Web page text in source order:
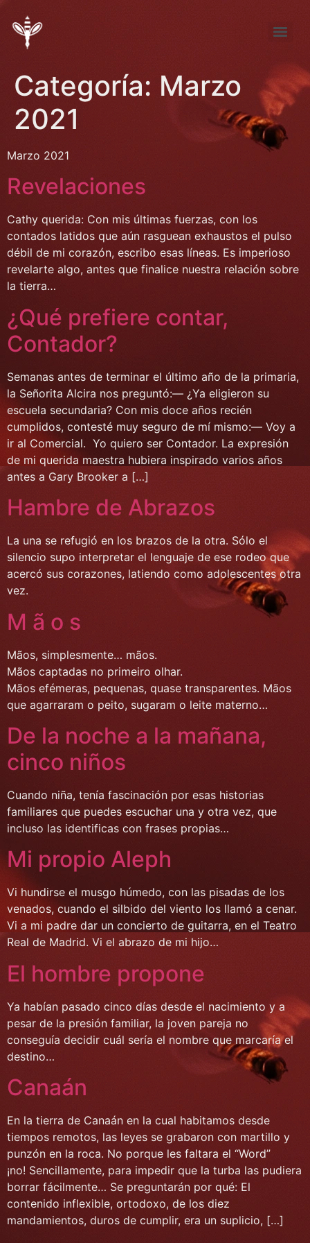
Categoría: Marzo
2021
Marzo 2021
Revelaciones
Cathy querida: Con mis últimas fuerzas, con los
contados latidos que aún rasguean exhaustos el pulso
débil de mi corazón, escribo esas líneas. Es imperioso
revelarte algo, antes que finalice nuestra relación sobre
la tierra…
¿Qué prefiere contar,
Contador?
Semanas antes de terminar el último año de la primaria,
la Señorita Alcira nos preguntó:— ¿Ya eligieron su
escuela secundaria? Con mis doce años recién
cumplidos, contesté muy seguro de mí mismo:— Voy a
ir al Comercial. Yo quiero ser Contador. La expresión
de mi querida maestra hubiera inspirado varios años
antes a Gary Brooker a […]
Hambre de Abrazos
La una se refugió en los brazos de la otra. Sólo el
silencio supo interpretar el lenguaje de ese rodeo que
acercó sus corazones, latiendo como adolescentes otra
vez.
M ã o s
Mãos, simplesmente… mãos.
Mãos captadas no primeiro olhar.
Mãos efémeras, pequenas, quase transparentes. Mãos
que agarraram o peito, sugaram o leite materno…
De la noche a la mañana,
cinco niños
Cuando niña, tenía fascinación por esas historias
familiares que puedes escuchar una y otra vez, que
incluso las identificas con frases propias…
Mi propio Aleph
Vi hundirse el musgo húmedo, con las pisadas de los
venados, cuando el silbido del viento los llamó a cenar.
Vi a mi padre dar un concierto de guitarra, en el Teatro
Real de Madrid. Vi el abrazo de mi hijo…
El hombre propone
Ya habían pasado cinco días desde el nacimiento y a
pesar de la presión familiar, la joven pareja no
conseguía decidir cuál sería el nombre que marcaría el
destino…
Canaán
En la tierra de Canaán en la cual habitamos desde
tiempos remotos, las leyes se grabaron con martillo y
punzón en la roca. No porque les faltara el “Word”
¡no! Sencillamente, para impedir que la turba las pudiera
borrar fácilmente… Se preguntarán por qué: El
contenido inflexible, ortodoxo, de los diez
mandamientos, duros de cumplir, era un suplicio, […]